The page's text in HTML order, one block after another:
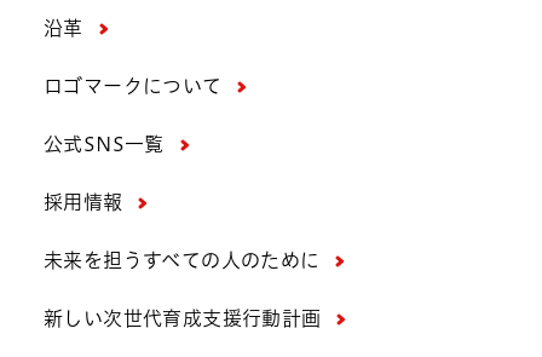
沿革
ロゴマークについて
公式SNS一覧
採用情報
未来を担うすべての人のために
新しい次世代育成支援行動計画